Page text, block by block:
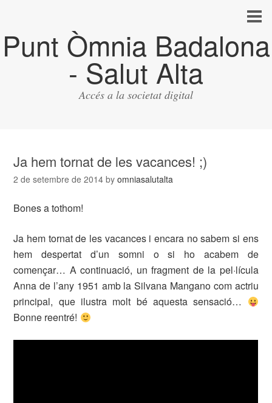
Punt Òmnia Badalona
- Salut Alta
Accés a la societat digital
Ja hem tornat de les vacances! ;)
2 de setembre de 2014 byomniasalutalta
Bones a tothom!
Ja hem tornat de les vacances i encara no sabem si ens
hem despertat d’un somni o si ho acabem de
començar… A continuació, un fragment de la pel·lícula
Anna de l’any 1951 amb la Silvana Mangano com actriu
principal, que ilustra molt bé aquesta sensació…
Bonne reentré!